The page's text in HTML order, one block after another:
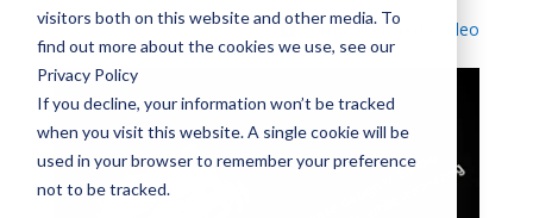
visitors both on this website and other media. To
find out more about the cookies we use, see our
Privacy Policy
If you decline, your information won’t be tracked
when you visit this website. A single cookie will be
used in your browser to remember your preference
not to be tracked.
Torna alla libreria video